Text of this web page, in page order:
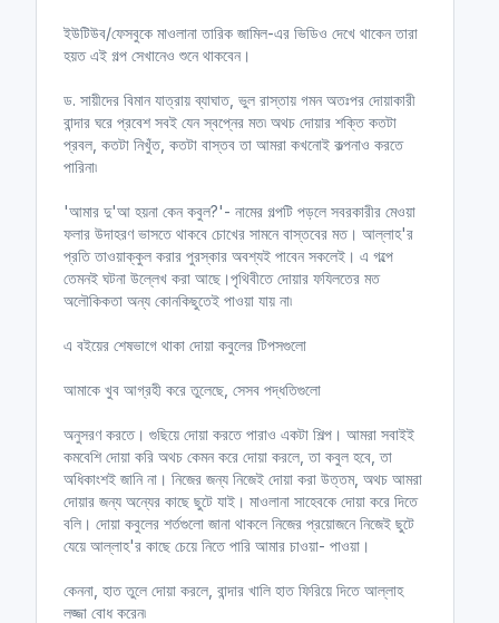
ইউটিউব/ফেসবুকে মাওলানা তারিক জামিল-এর ভিডিও দেখে থাকেন তারা
হয়ত এই গল্প সেখানেও শুনে থাকবেন।
ড. সায়ীদের বিমান যাত্রায় ব্যাঘাত, ভুল রাস্তায় গমন অতঃপর দোয়াকারী
বান্দার ঘরে প্রবেশ সবই যেন স্বপ্নের মত৷ অথচ দোয়ার শক্তি কতটা
প্রবল, কতটা নিখুঁত, কতটা বাস্তব তা আমরা কখনোই কল্পনাও করতে
পারিনা৷
'আমার দু'আ হয়না কেন কবুল?'- নামের গল্পটি পড়লে সবরকারীর মেওয়া
ফলার উদাহরণ ভাসতে থাকবে চোখের সামনে বাস্তবের মত। আল্লাহ'র
প্রতি তাওয়াক্কুল করার পুরস্কার অবশ্যই পাবেন সকলেই। এ গল্পে
তেমনই ঘটনা উল্লেখ করা আছে।পৃথিবীতে দোয়ার ফযিলতের মত
অলৌকিকতা অন্য কোনকিছুতেই পাওয়া যায় না৷
এ বইয়ের শেষভাগে থাকা দোয়া কবুলের টিপসগুলো
আমাকে খুব আগ্রহী করে তুলেছে, সেসব পদ্ধতিগুলো
অনুসরণ করতে। গুছিয়ে দোয়া করতে পারাও একটা শিল্প। আমরা সবাইই
কমবেশি দোয়া করি অথচ কেমন করে দোয়া করলে, তা কবুল হবে, তা
অধিকাংশই জানি না। নিজের জন্য নিজেই দোয়া করা উত্তম, অথচ আমরা
দোয়ার জন্য অন্যের কাছে ছুটে যাই। মাওলানা সাহেবকে দোয়া করে দিতে
বলি। দোয়া কবুলের শর্তগুলো জানা থাকলে নিজের প্রয়োজনে নিজেই ছুটে
যেয়ে আল্লাহ'র কাছে চেয়ে নিতে পারি আমার চাওয়া- পাওয়া।
কেননা, হাত তুলে দোয়া করলে, বান্দার খালি হাত ফিরিয়ে দিতে আল্লাহ
লজ্জা বোধ করেন৷